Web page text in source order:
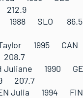
1988 SLO
Taylor 1995
Juliane 1990
207.7
Julia 1994